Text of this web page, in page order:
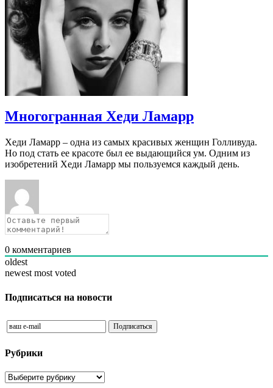
Многогранная Хеди Ламарр
Хеди Ламарр – одна из самых красивых женщин Голливуда.
Но под стать ее красоте был ее выдающийся ум. Одним из
изобретений Хеди Ламарр мы пользуемся каждый день.
0 комментариев
oldest
newest most voted
Подписаться на новости
Рубрики
Рубрики